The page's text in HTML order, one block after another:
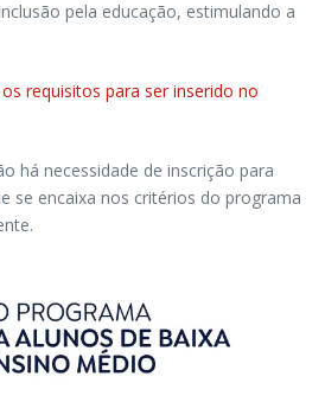
pela educação, estimulando a
requisitos para ser inserido no
há necessidade de inscrição para
se encaixa nos critérios do programa